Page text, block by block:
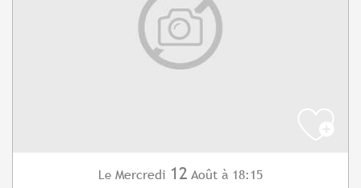
Le Mercredi 12 Août à 18:15